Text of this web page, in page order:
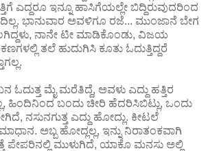
ಎದ್ದರೂ ಇನ್ನೂ ಹಾಸಿಗೆಯಲ್ಲೇ ಬಿದ್ದಿರುವುದರಿಂದ
ಭಾನುವಾರ ಅವಳಿಗೂ ರಜೆ... ಮುಂಜಾನೆ ಬೇಗ
ನಾನೇ ಟೀ ಮಾಡಿಕೊಂಡು, ವಿಜಯ
ತಲೆ ಹುದುಗಿಸಿ ಕೂತು ಓದುತ್ತಿದ್ದರೆ
ಮೈ ಮರೆತಿದ್ದೆ, ಅವಳು ಎದ್ದು ಹತ್ತಿರ
ಹಿಂದಿನಿಂದ ಬಂದು ಚೀರಿ ಹೆದರಿಸಿಬಿಟ್ಲು, ಒಂದು
ನಸುನಗುತ್ತ ಎದ್ದು ಹೋದ್ಲು. ಕೀಟಲೆ
ಅಬ್ಬ ಹೋದ್ಲಲ್ಲ, ಇನ್ನು ನಿರಾತಂಕವಾಗಿ
ಪೇಪರಿನಲ್ಲಿ ಮುಳುಗಿದೆ, ಯಾಕೊ ಮನಸು ಅಲ್ಲಿ